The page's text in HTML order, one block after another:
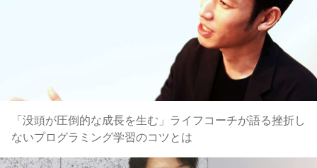
「没頭が圧倒的な成長を生む」ライフコーチが語る挫折し
ないプログラミング学習のコツとは